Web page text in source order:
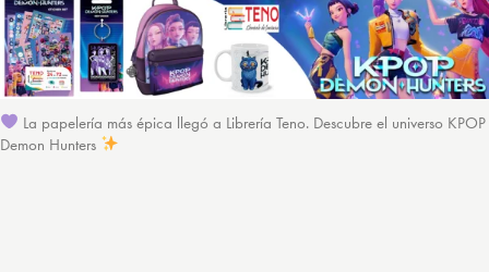
La papelería más épica llegó a Librería Teno. Descubre el universo KPOP
Demon Hunters